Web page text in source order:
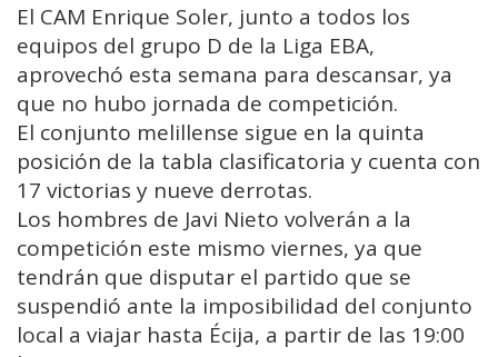
El CAM Enrique Soler, junto a todos los
equipos del grupo D de la Liga EBA,
aprovechó esta semana para descansar, ya
que no hubo jornada de competición.
El conjunto melillense sigue en la quinta
posición de la tabla clasificatoria y cuenta con
17 victorias y nueve derrotas.
Los hombres de Javi Nieto volverán a la
competición este mismo viernes, ya que
tendrán que disputar el partido que se
suspendió ante la imposibilidad del conjunto
local a viajar hasta Écija, a partir de las 19:00